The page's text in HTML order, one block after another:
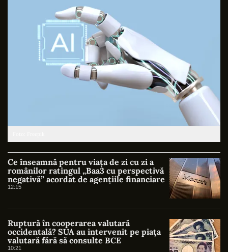
Ce înseamnă pentru viața de zi cu zi a
românilor ratingul „Baa3 cu perspectivă
negativă” acordat de agențiile financiare
12:15
Ruptură în cooperarea valutară
occidentală? SUA au intervenit pe piața
valutară fără să consulte BCE
10:21